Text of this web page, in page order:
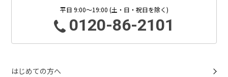
平日 9:00～19:00 (土・日・祝日を除く)
0120-86-2101
はじめての方へ